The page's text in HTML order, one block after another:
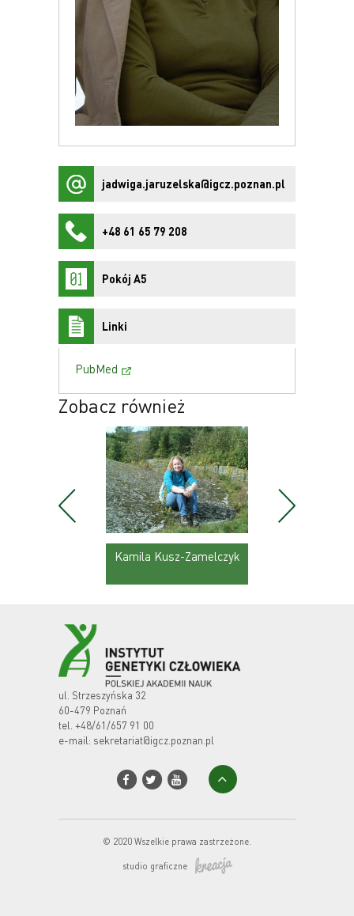
jadwiga.jaruzelska@igcz.poznan.pl
+48 61 65 79 208
Pokój A5
Linki
PubMed
Zobacz również
Kamila Kusz-Zamelczyk
ul. Strzeszyńska 32
60-479 Poznań
tel. +48/61/657 91 00
e-mail: sekretariat@igcz.poznan.pl
© 2020 Wszelkie prawa zastrzeżone.
studio graficzne